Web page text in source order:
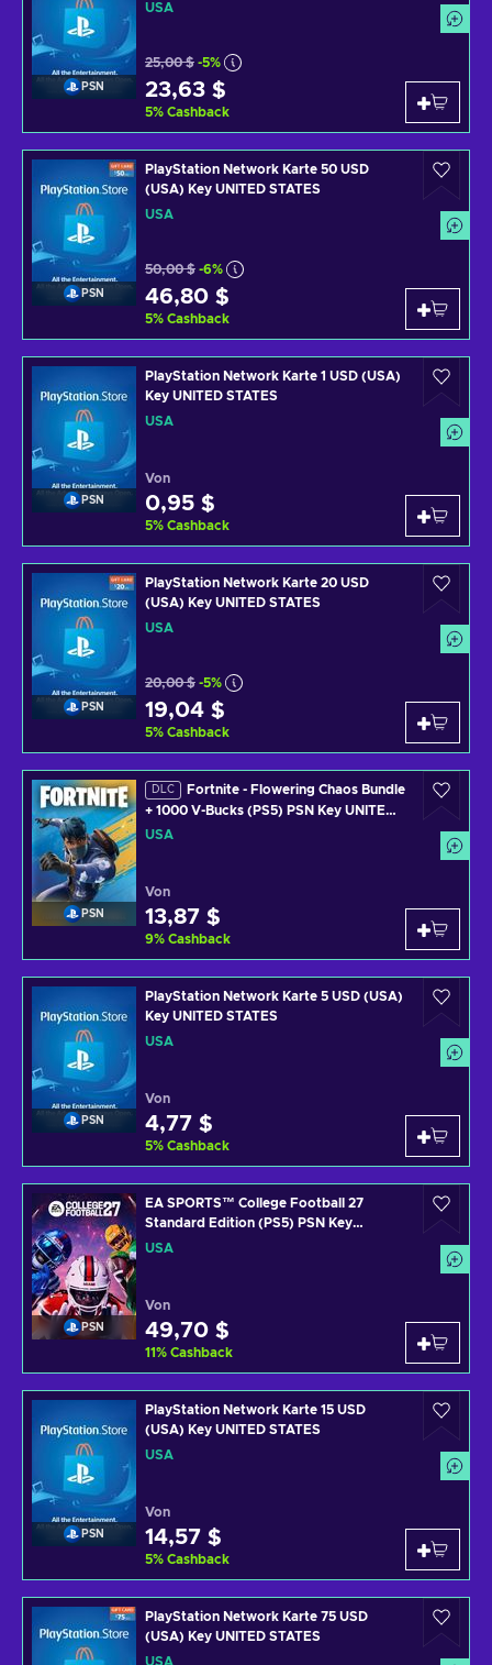
PSN
USA
25,00 $ -5%
23,63 $
5% Cashback
PSN
PlayStation Network Karte 50 USD
(USA) Key UNITED STATES
USA
50,00 $ -6%
46,80 $
5% Cashback
PSN
PlayStation Network Karte 1 USD (USA)
Key UNITED STATES
USA
Von
0,95 $
5% Cashback
PSN
PlayStation Network Karte 20 USD
(USA) Key UNITED STATES
USA
20,00 $ -5%
19,04 $
5% Cashback
PSN
DLC
Fortnite - Flowering Chaos Bundle
+ 1000 V-Bucks (PS5) PSN Key UNITED
STATES
USA
Von
13,87 $
9% Cashback
PSN
PlayStation Network Karte 5 USD (USA)
Key UNITED STATES
USA
Von
4,77 $
5% Cashback
PSN
EA SPORTS™ College Football 27
Standard Edition (PS5) PSN Key
UNITED STATES
USA
Von
49,70 $
11% Cashback
PSN
PlayStation Network Karte 15 USD
(USA) Key UNITED STATES
USA
Von
14,57 $
5% Cashback
PlayStation Network Karte 75 USD
(USA) Key UNITED STATES
USA